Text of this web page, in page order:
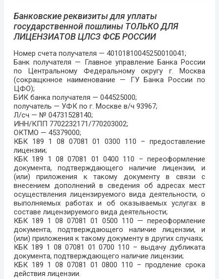
Банковские реквизиты для уплаты
государственной пошлины ТОЛЬКО ДЛЯ
ЛИЦЕНЗИАТОВ ЦЛСЗ ФСБ РОССИИ
Номер счета получателя — 40101810045250010041;
Банк получателя — Главное управление Банка России
по Центральному Федеральному округу г. Москва
(сокращкнное наименование — ГУ Банка России по
ЦФО);
БИК банка получателя — 044525000;
получатель — УФК по г. Москве в/ч 93967;
Л/сч — № 04731528140;
ИНН/КПП 7702232171/770203002;
ОКТМО — 45379000;
КБК 189 1 08 07081 01 0300 110 – предоставление
лицензии;
КБК 189 1 08 07081 01 0400 110 – переоформление
документа, подтверждающего наличие лицензии, и
(или) приложения к такому документу в связи с
внесением дополнений в сведения об адресах мест
осуществления лицензируемого вида деятельности, о
выполняемых работах и об оказываемых услугах в
составе лицензируемого вида деятельности;
КБК 189 1 08 07081 01 0500 110 — переоформление
документа, подтверждающего наличие лицензии, и
(или) приложения к такому документу в других случаях;
КБК 189 1 08 07081 01 0700 110 – выдачу дубликата
документа, подтверждающего наличие лицензии;
КБК 189 1 08 07081 01 0800 110 – продление срока
действия лицензии.